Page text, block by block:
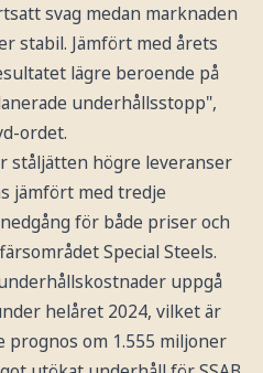
svag medan marknaden
stabil. Jämfört med årets
lägre beroende på
underhållsstopp",
ordet.
ståljätten högre leveranser
jämfört med tredje
för både priser och
Special Steels.
uppgå
helåret 2024, vilket är
om 1.555 miljoner